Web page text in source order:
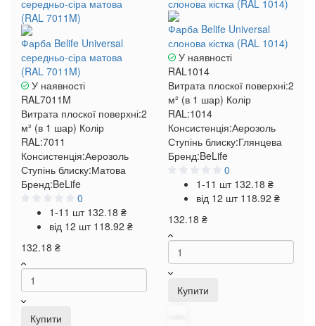
Фарба Belife Universal
середньо-сіра матова
(RAL 7011M)
У наявності
RAL7011M
Витрата плоскої поверхні:2
м² (в 1 шар) Колір
RAL:7011
Консистенція:Аерозоль
Ступінь блиску:Матова
Бренд:BeLife
0
1-11 шт 132.18 ₴
від 12 шт 118.92 ₴
132.18 ₴
Купити
Фарба Belife Universal
слонова кістка (RAL 1014)
У наявності
RAL1014
Витрата плоскої поверхні:2
м² (в 1 шар) Колір
RAL:1014
Консистенція:Аерозоль
Ступінь блиску:Глянцева
Бренд:BeLife
0
1-11 шт 132.18 ₴
від 12 шт 118.92 ₴
132.18 ₴
Купити